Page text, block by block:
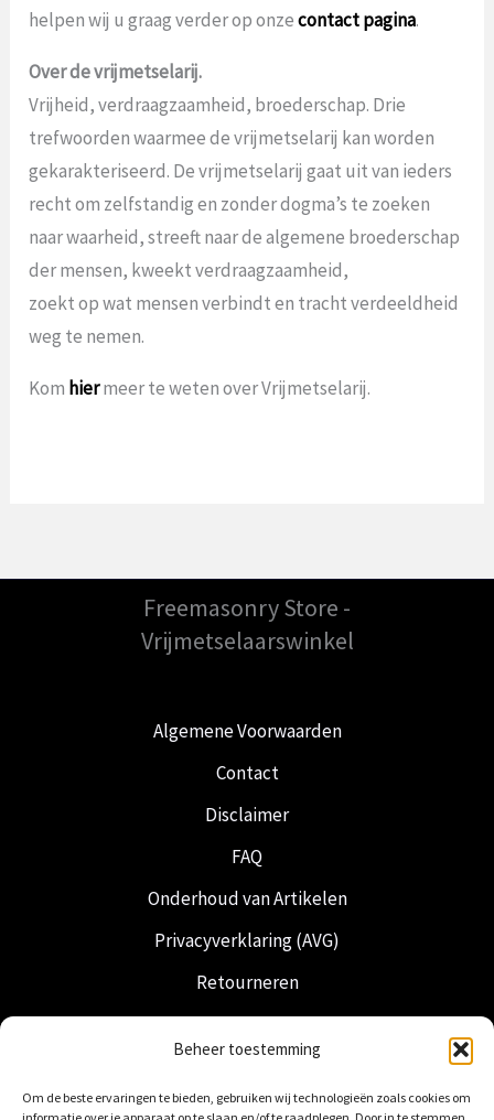
Beheer toestemming
Om de beste ervaringen te bieden, gebruiken wij technologieën zoals cookies om
helpen wij u graag verder op onzecontact pagina.
Over de vrijmetselarij.
Vrijheid, verdraagzaamheid, broederschap. Drie
trefwoorden waarmee de vrijmetselarij kan worden
gekarakteriseerd. De vrijmetselarij gaat uit van ieders
recht om zelfstandig en zonder dogma’s te zoeken
naar waarheid, streeft naar de algemene broederschap
der mensen, kweekt verdraagzaamheid,
zoekt op wat mensen verbindt en tracht verdeeldheid
weg te nemen.
Kom hiermeer te weten over Vrijmetselarij.
Freemasonry Store -
Vrijmetselaarswinkel
Algemene Voorwaarden
Contact
Disclaimer
FAQ
Onderhoud van Artikelen
Privacyverklaring (AVG)
Retourneren
Verzending & Levering
Nederlandse Regalia